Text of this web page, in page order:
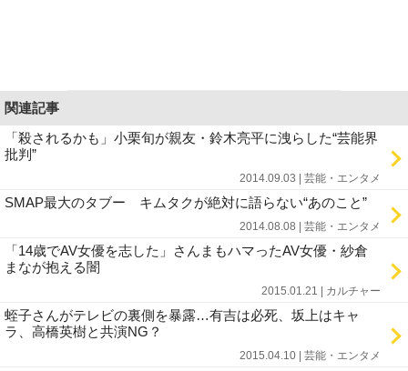
関連記事
「殺されるかも」小栗旬が親友・鈴木亮平に洩らした“芸能界
批判”
2014.09.03 | 芸能・エンタメ
SMAP最大のタブー キムタクが絶対に語らない“あのこと”
2014.08.08 | 芸能・エンタメ
「14歳でAV女優を志した」さんまもハマったAV女優・紗倉
まなが抱える闇
2015.01.21 | カルチャー
蛭子さんがテレビの裏側を暴露…有吉は必死、坂上はキャ
ラ、高橋英樹と共演NG？
2015.04.10 | 芸能・エンタメ